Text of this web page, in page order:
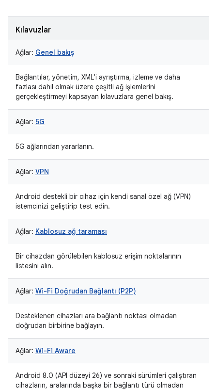
Kılavuzlar
Ağlar: Genel bakış
Bağlantılar, yönetim, XML'i ayrıştırma, izleme ve daha
fazlası dahil olmak üzere çeşitli ağ işlemlerini
gerçekleştirmeyi kapsayan kılavuzlara genel bakış.
Ağlar: 5G
5G ağlarından yararlanın.
Ağlar: VPN
Android destekli bir cihaz için kendi sanal özel ağ (VPN)
istemcinizi geliştirip test edin.
Ağlar: Kablosuz ağ taraması
Bir cihazdan görülebilen kablosuz erişim noktalarının
listesini alın.
Ağlar: Wi-Fi Doğrudan Bağlantı (P2P)
Desteklenen cihazları ara bağlantı noktası olmadan
doğrudan birbirine bağlayın.
Ağlar: Wi-Fi Aware
Android 8.0 (API düzeyi 26) ve sonraki sürümleri çalıştıran
cihazların, aralarında başka bir bağlantı türü olmadan